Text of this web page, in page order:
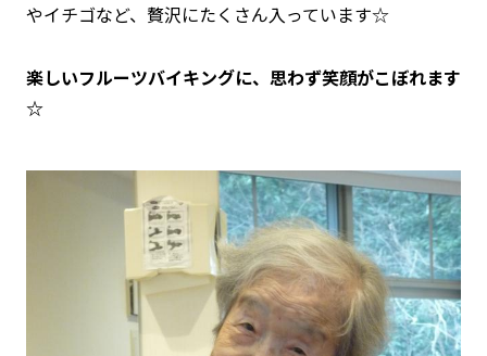
やイチゴなど、贅沢にたくさん入っています☆
楽しいフルーツバイキングに、思わず笑顔がこぼれます
☆